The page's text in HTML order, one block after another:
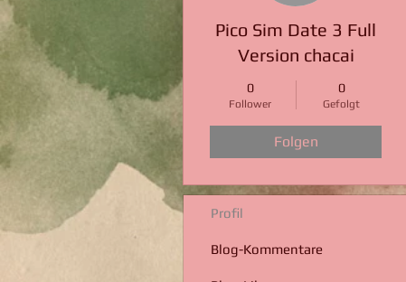
Pico Sim Date 3 Full
Version chacai
0
Follower
0
Gefolgt
Folgen
Profil
Blog-Kommentare